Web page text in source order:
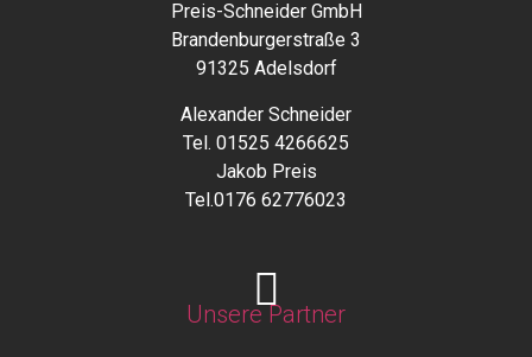
Preis-Schneider GmbH
Brandenburgerstraße 3
91325 Adelsdorf
Alexander Schneider
Tel. 01525 4266625
Jakob Preis
Tel.0176 62776023
Unsere Partner